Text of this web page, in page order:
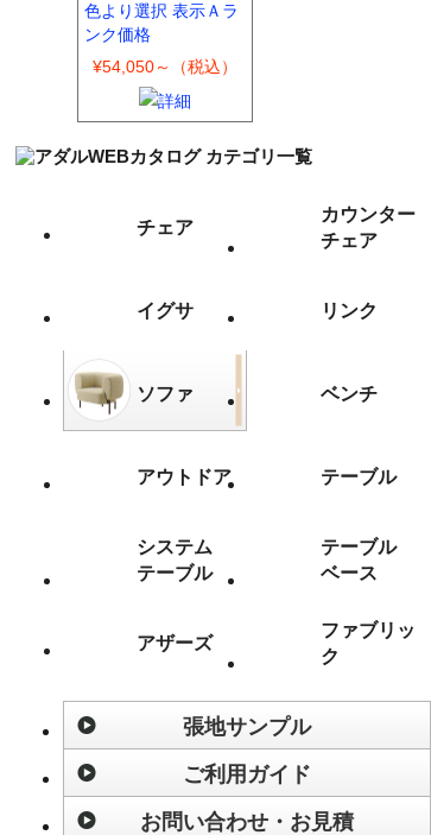
色より選択 表示Ａラ
ンク価格
¥54,050～（税込）
チェア
カウンター
チェア
イグサ リンク
ソファ ベンチ
アウトドア テーブル
システム
テーブル
テーブル
ベース
アザーズ
ファブリッ
ク
張地サンプル
ご利用ガイド
お問い合わせ・お見積